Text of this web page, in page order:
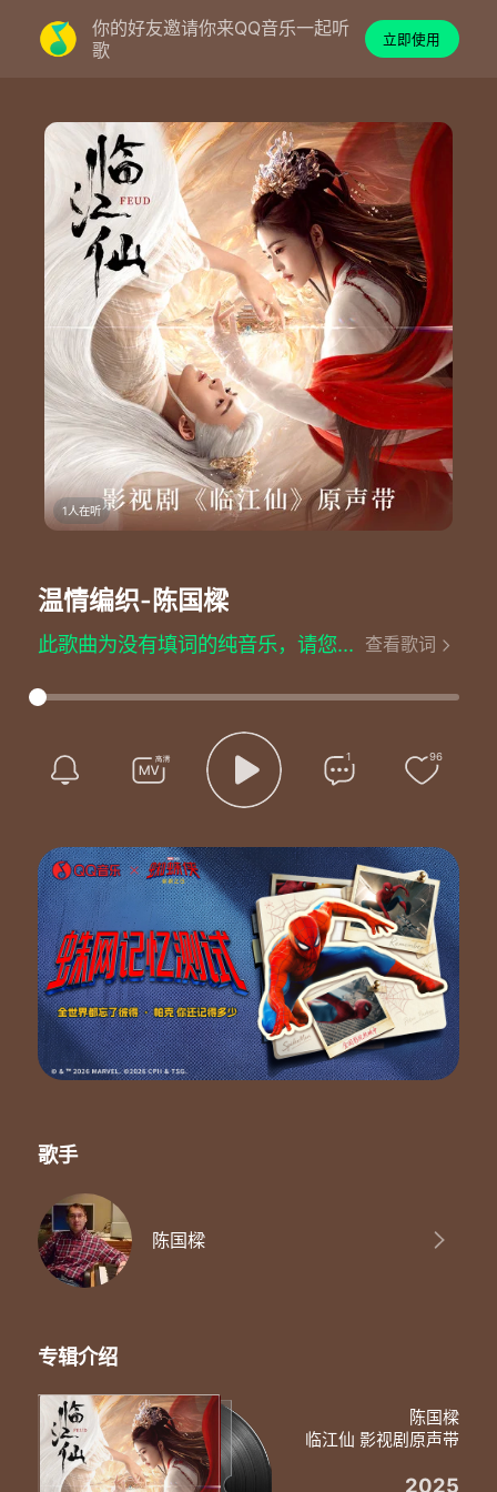
你的好友邀请你来QQ音乐一起听
歌
立即使用
1人在听
温情编织-陈国樑
此歌曲为没有填词的纯音乐，请您欣赏 查看歌词
1 96
歌手
陈国樑
专辑介绍
陈国樑
临江仙 影视剧原声带
2025